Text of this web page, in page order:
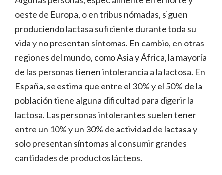
oeste de Europa, o en tribus nómadas, siguen
produciendo lactasa suficiente durante toda su
vida y no presentan síntomas. En cambio, en otras
regiones del mundo, como Asia y África, la mayoría
de las personas tienen intolerancia a la lactosa. En
España, se estima que entre el 30% y el 50% de la
población tiene alguna dificultad para digerir la
lactosa. Las personas intolerantes suelen tener
entre un 10% y un 30% de actividad de lactasa y
solo presentan síntomas al consumir grandes
cantidades de productos lácteos.